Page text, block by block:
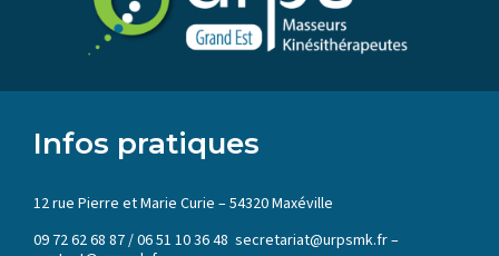
Infos pratiques
12 rue Pierre et Marie Curie – 54320 Maxéville
09 72 62 68 87 / 06 51 10 36 48 secretariat@urpsmk.fr –